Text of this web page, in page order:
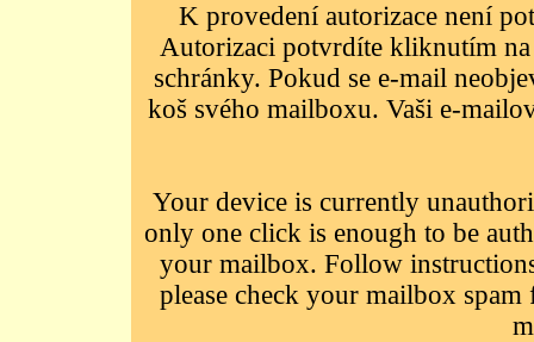
K provedení autorizace není
Autorizaci potvrdíte kliknutím na
schránky. Pokud se e-mail
koš svého mailboxu. Vaši e-
Your device is currently
only one click is enough to be
your mailbox. Follow
please check your mailbox